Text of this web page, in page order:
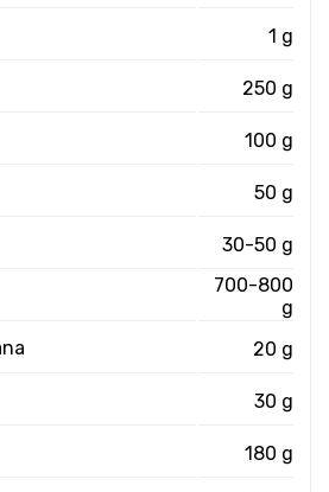
1 g
250 g
100 g
50 g
30-50 g
700-800
g
20 g
30 g
180 g